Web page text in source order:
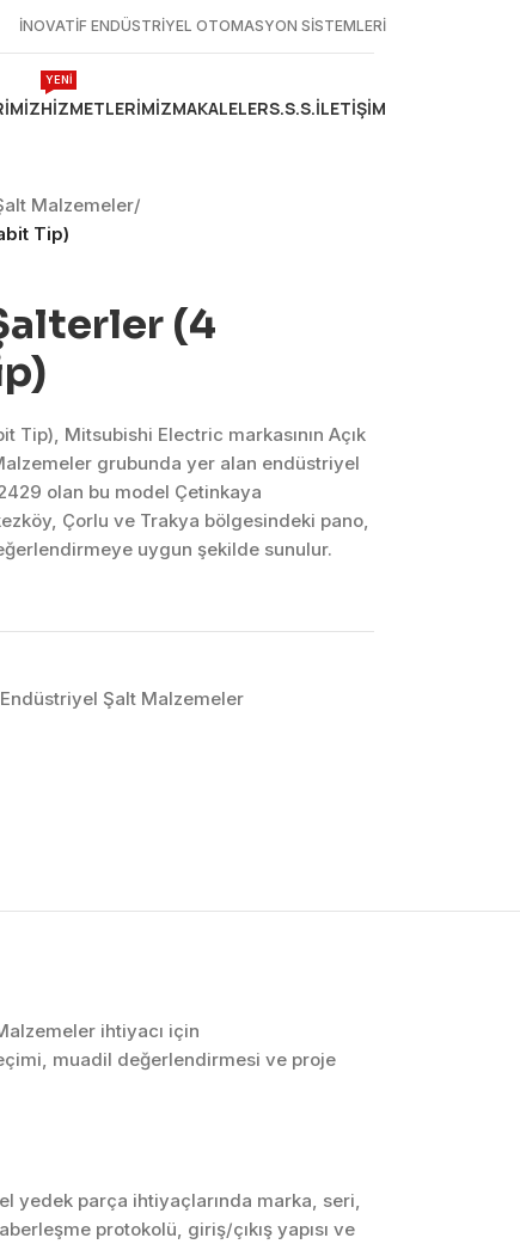
İNOVATİF ENDÜSTRİYEL OTOMASYON SİSTEMLERİ
HIZMETLERIMIZ
YENİ
Makine Otomasyonu
Proses Otomasyonu
Robotik ve Hareket
MAKALELERS.S.S.İLETIŞIM
Malzemeler/
Tip)
(4
Tip), Mitsubishi Electric markasının Açık
grubunda yer alan endüstriyel
olan bu model Çetinkaya
Çorlu ve Trakya bölgesindeki pano,
uygun şekilde sunulur.
Endüstriyel Şalt Malzemeler
ihtiyacı için
muadil değerlendirmesi ve proje
yedek parça ihtiyaçlarında marka, seri,
protokolü, giriş/çıkış yapısı ve